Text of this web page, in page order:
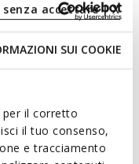
SUI COOKIE
per il corretto
il tuo consenso,
e tracciamento
accettare | X
with understated
it comes in a
Comfortable and
lines with refined